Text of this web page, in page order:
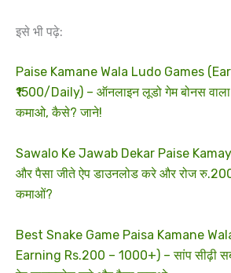
इसे भी पढ़े:
Paise Kamane Wala Ludo Games
₹1500/Daily) – ऑनलाइन लूडो गेम बोनस
कमाओ, कैसे? जाने!
Sawalo Ke Jawab Dekar Paise
और पैसा जीते ऐप डाउनलोड करे और रोज
कमाओं?
Best Snake Game Paisa Kamane
Earning Rs.200 – 1000+) – सांप सीढ़ी